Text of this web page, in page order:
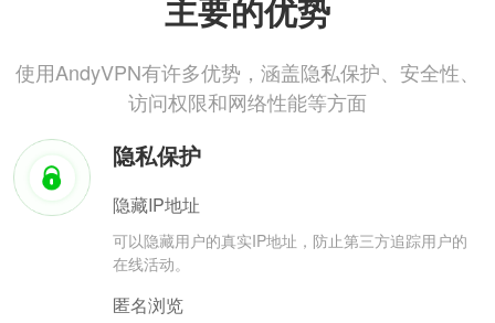
主要的优势
使用AndyVPN有许多优势，涵盖隐私保护、安全性、
访问权限和网络性能等方面
隐私保护
隐藏IP地址
可以隐藏用户的真实IP地址，防止第三方追踪用户的
在线活动。
匿名浏览